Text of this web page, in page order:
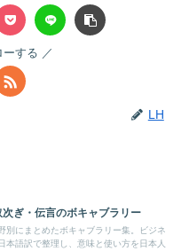
ーする
LH
ぎ・伝言のボキャブラリー
別にまとめたボキャブラリー集。ビジネ
本語訳で整理し、意味と使い方を日本人